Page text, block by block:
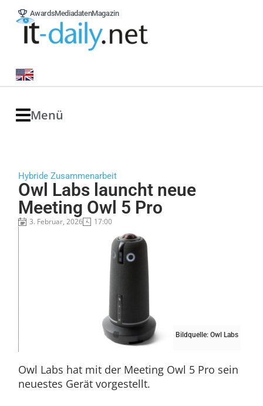
AwardsMediadatenMagazin
Menü
Hybride Zusammenarbeit
Owl Labs launcht neue
Meeting Owl 5 Pro
3. Februar, 2026 17:00
Bildquelle: Owl Labs
Owl Labs hat mit der Meeting Owl 5 Pro sein
neuestes Gerät vorgestellt.